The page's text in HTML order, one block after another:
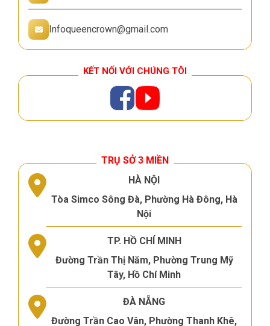
Infoqueencrown@gmail.com
KẾT NỐI VỚI CHÚNG TÔI
TRỤ SỞ 3 MIỀN
HÀ NỘI
Tòa Simco Sông Đà, Phường Hà Đông, Hà
Nội
TP. HỒ CHÍ MINH
Đường Trần Thị Năm, Phường Trung Mỹ
Tây, Hồ Chí Minh
ĐÀ NẴNG
Đường Trần Cao Vân, Phường Thanh Khê,